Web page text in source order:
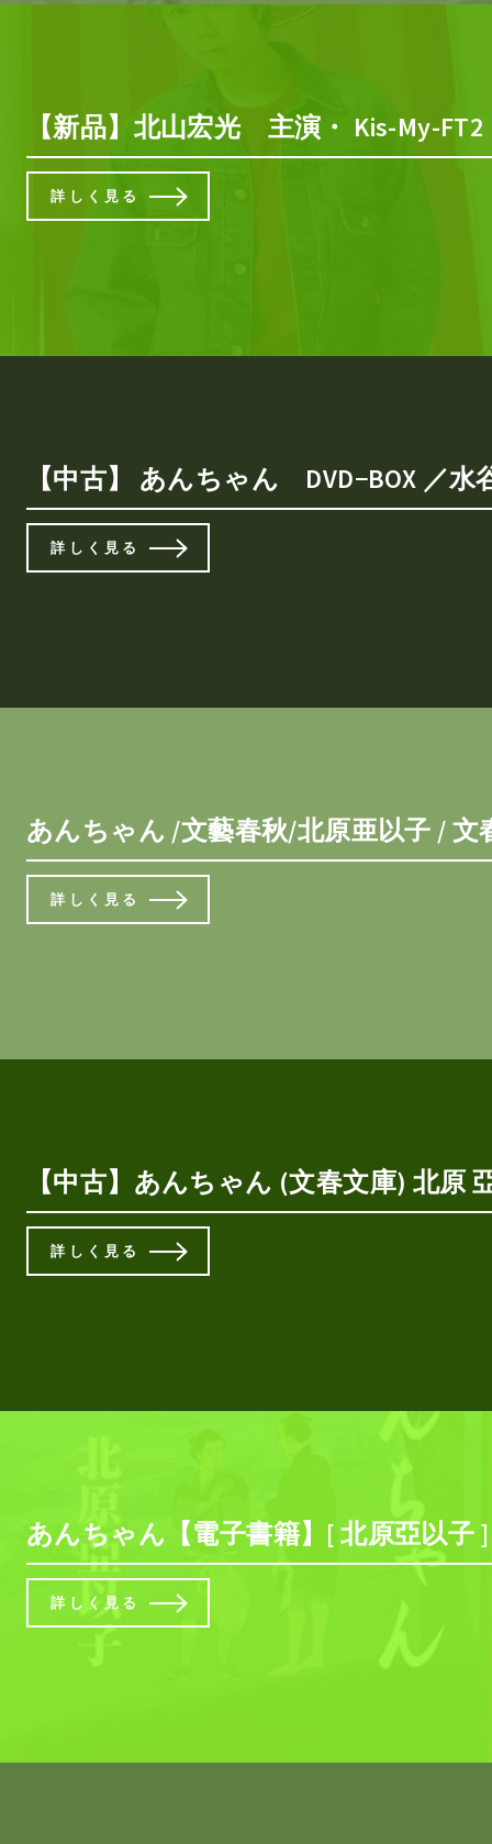
【新品】北山宏光 主演・ Kis-My-
詳しく見る
【中古】 あんちゃん DVD−BOX ／
詳しく見る
あんちゃん /文藝春秋/北原亜以子 / 文
詳しく見る
【中古】あんちゃん (文春文庫) 北原
詳しく見る
あんちゃん【電子書籍】[ 北原亞以子 ]
詳しく見る